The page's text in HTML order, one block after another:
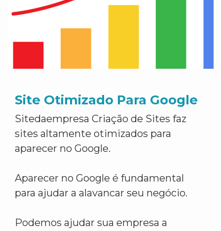
Site Otimizado Para Google
Sitedaempresa Criação de Sites faz
sites altamente otimizados para
aparecer no Google.
Aparecer no Google é fundamental
para ajudar a alavancar seu negócio.
Podemos ajudar sua empresa a